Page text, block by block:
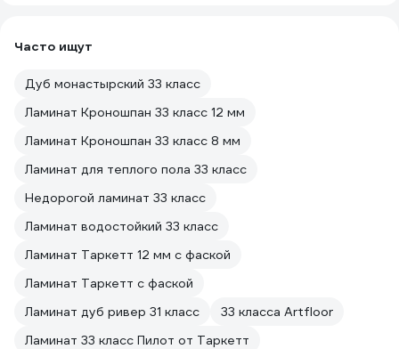
Часто ищут
Дуб монастырский 33 класс
Ламинат Кроношпан 33 класс 12 мм
Ламинат Кроношпан 33 класс 8 мм
Ламинат для теплого пола 33 класс
Недорогой ламинат 33 класс
Ламинат водостойкий 33 класс
Ламинат Таркетт 12 мм с фаской
Ламинат Таркетт с фаской
Ламинат дуб ривер 31 класс
33 класса Artfloor
Ламинат 33 класс Пилот от Таркетт